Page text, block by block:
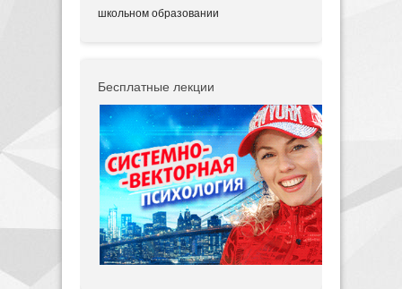
школьном образовании
Бесплатные лекции